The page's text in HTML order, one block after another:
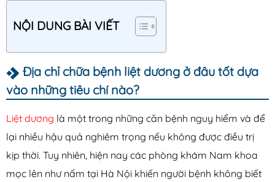
NỘI DUNG BÀI VIẾT
Địa chỉ chữa bệnh liệt dương ở đâu tốt dựa
vào những tiêu chí nào?
Liệt dương là một trong những căn bệnh nguy hiểm và để
lại nhiều hậu quả nghiêm trọng nếu không được điều trị
kịp thời. Tuy nhiên, hiện nay các phòng khám Nam khoa
mọc lên như nấm tại Hà Nội khiến người bệnh không biết
Ống dẫn trứng
Bệnh Xã Hội
Giang mai
Lậu
Mụn rộp sinh dục
Sùi mào gà
Sống khỏe